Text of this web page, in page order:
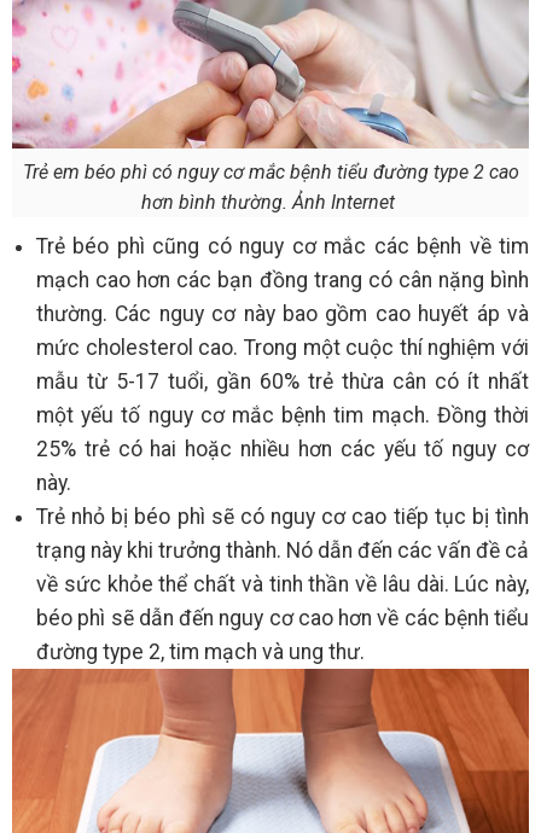
Trẻ em béo phì có nguy cơ mắc bệnh tiểu đường type 2 cao
hơn bình thường. Ảnh Internet
Trẻ béo phì cũng có nguy cơ mắc các bệnh về tim
mạch cao hơn các bạn đồng trang có cân nặng bình
thường. Các nguy cơ này bao gồm cao huyết áp và
mức cholesterol cao. Trong một cuộc thí nghiệm với
mẫu từ 5-17 tuổi, gần 60% trẻ thừa cân có ít nhất
một yếu tố nguy cơ mắc bệnh tim mạch. Đồng thời
25% trẻ có hai hoặc nhiều hơn các yếu tố nguy cơ
này.
Trẻ nhỏ bị béo phì sẽ có nguy cơ cao tiếp tục bị tình
trạng này khi trưởng thành. Nó dẫn đến các vấn đề cả
về sức khỏe thể chất và tinh thần về lâu dài. Lúc này,
béo phì sẽ dẫn đến nguy cơ cao hơn về các bệnh tiểu
đường type 2, tim mạch và ung thư.